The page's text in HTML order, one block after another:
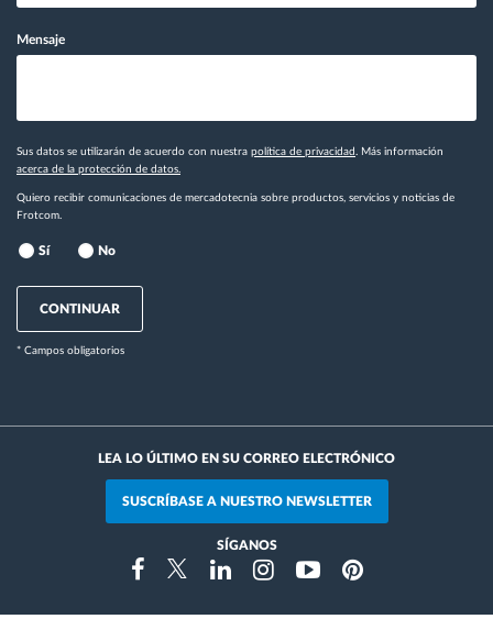
Mensaje
Sus datos se utilizarán de acuerdo con nuestra política de privacidad . Más información
acerca de la protección de datos.
Quiero recibir comunicaciones de mercadotecnia sobre productos, servicios y noticias de
Frotcom.
Sí No
CONTINUAR
* Campos obligatorios
LEA LO ÚLTIMO EN SU CORREO ELECTRÓNICO
SUSCRÍBASE A NUESTRO NEWSLETTER
SÍGANOS
FacebookTwitterLinkedinInstragramYoutubePinterest